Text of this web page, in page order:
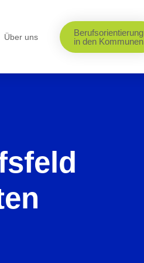
Über uns
Berufsorientierung
in den Kommunen